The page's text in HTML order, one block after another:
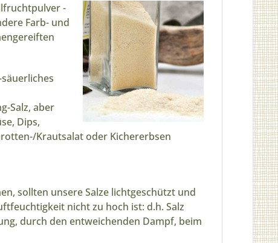
-
Farb- und
Salz, aber
Dips,
Krautsalat oder Kichererbsen
sollten unsere Salze lichtgeschützt und
nicht zu hoch ist: d.h. Salz
durch den entweichenden Dampf, beim